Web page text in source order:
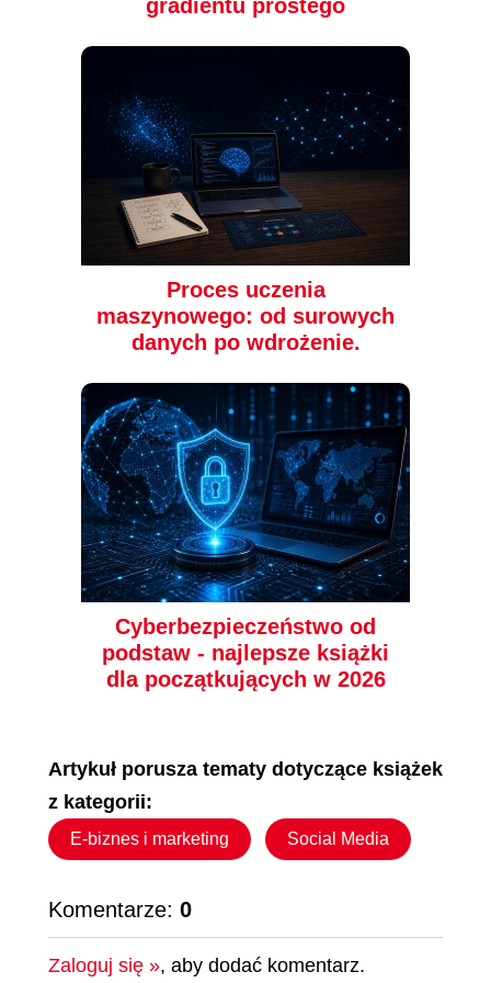
49.90 zł (-70%) 59.00 zł (-37%)
książka ebook audiobook
Growth Hacker
Marketing. O
przyszłości PR,
marketingu i reklamy.
Wydanie rozszerzone
Ryan Holiday
21.99 zł
34.90 zł (-37%)
książka ebook audiobook
UX writing. Moc języka
w produktach
cyfrowych
Wojciech Aleksander
49.77 zł
79.00 zł (-37%)
gradientu prostego
Proces uczenia
maszynowego: od surowych
danych po wdrożenie.
Cyberbezpieczeństwo od
podstaw - najlepsze książki
dla początkujących w 2026
Artykuł porusza tematy dotyczące książek
z kategorii:
E-biznes i marketing Social Media
Komentarze: 0
Zaloguj się », aby dodać komentarz.